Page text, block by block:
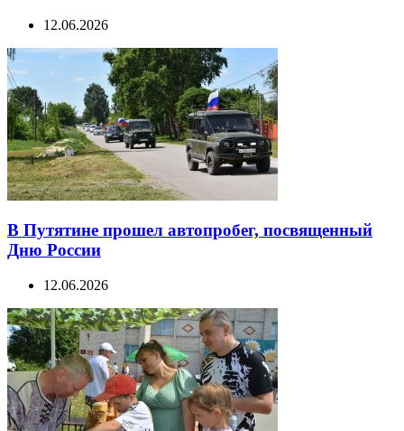
12.06.2026
В Путятине прошел автопробег, посвященный
Дню России
12.06.2026